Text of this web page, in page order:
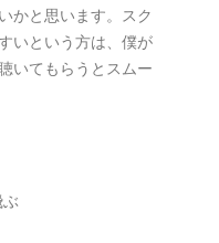
かと思います。スク
いという方は、僕が
いてもらうとスムー